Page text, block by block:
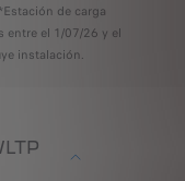
de carga
entre el 1/07/26 y el
instalación.